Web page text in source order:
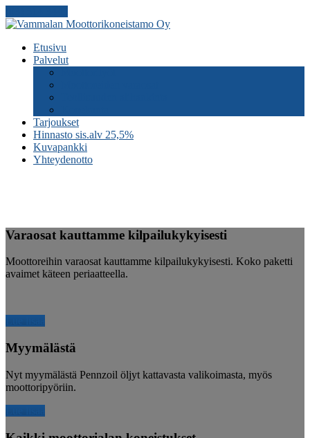
Etusivu
Palvelut
Tarjoukset
Hinnasto sis.alv 25,5%
Kuvapankki
Yhteydenotto
Varaosat kauttamme kilpailukykyisesti
Moottoreihin varaosat kauttamme kilpailukykyisesti. Koko paketti
avaimet käteen periaatteella.
Myymälästä
Nyt myymälästä Pennzoil öljyt kattavasta valikoimasta, myös
moottoripyöriin.